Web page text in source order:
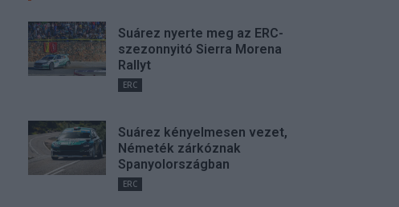
Suárez nyerte meg az ERC-
szezonnyitó Sierra Morena
Rallyt
ERC
Suárez kényelmesen vezet,
Németék zárkóznak
Spanyolországban
ERC